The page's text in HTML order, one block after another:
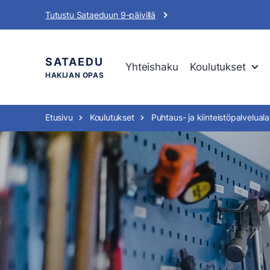
Tutustu Sataeduun 9-päivillä
SATAEDU
HAKIJAN OPAS
Yhteishaku Koulutukset
Etusivu Koulutukset Puhtaus- ja